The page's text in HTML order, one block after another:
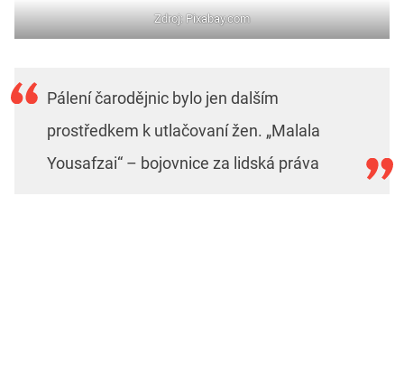
Zdroj: Pixabay.com
Pálení čarodějnic bylo jen dalším
prostředkem k utlačovaní žen. „Malala
Yousafzai“ – bojovnice za lidská práva